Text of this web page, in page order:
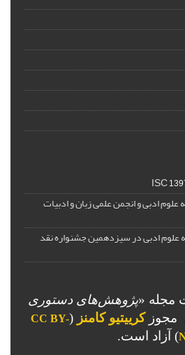
ادبی و انجمن علمی زبان و ادبیات
علوم ادبی در سیزدهمین جشنواره نقد
مجله «پژوهش‌های دستوری
مجوزکرییتیو کامنز (
CC BY-
) آزاد است.